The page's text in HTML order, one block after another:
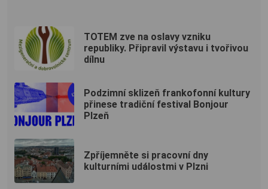
TOTEM zve na oslavy vzniku
republiky. Připravil výstavu i tvořivou
dílnu
Podzimní sklizeň frankofonní kultury
přinese tradiční festival Bonjour
Plzeň
Zpříjemněte si pracovní dny
kulturními událostmi v Plzni